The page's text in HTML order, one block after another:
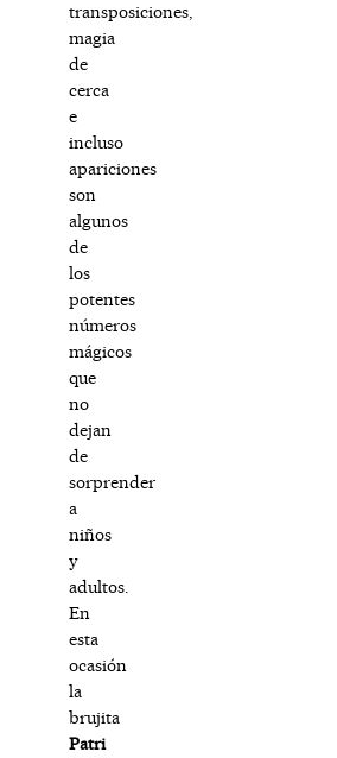
transposiciones,
magia
de
cerca
e
incluso
apariciones
son
algunos
de
los
potentes
números
mágicos
que
no
dejan
de
sorprender
a
niños
y
adultos.
En
esta
ocasión
la
brujita
Patri